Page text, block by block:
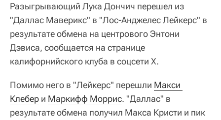
Разыгрывающий Лука Дончич перешел из
"Даллас Маверикс" в "Лос-Анджелес Лейкерс" в
результате обмена на центрового Энтони
Дэвиса, сообщается на странице
калифорнийского клуба в соцсети X.
Помимо него в "Лейкерс" перешли Макси
Клебер и Маркифф Моррис. "Даллас" в
результате обмена получил Макса Кристи и пик